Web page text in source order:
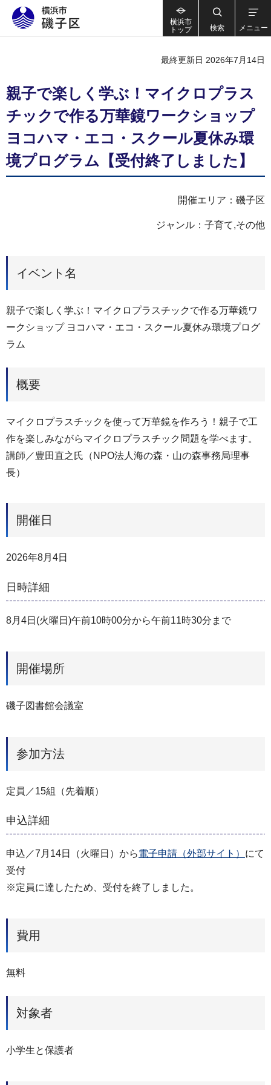
横浜市
トップ
検索 メニュー
最終更新日 2026年7月14日
親子で楽しく学ぶ！マイクロプラス
チックで作る万華鏡ワークショップ
ヨコハマ・エコ・スクール夏休み環
境プログラム【受付終了しました】
開催エリア：磯子区
ジャンル：子育て,その他
イベント名
親子で楽しく学ぶ！マイクロプラスチックで作る万華鏡ワ
ークショップ ヨコハマ・エコ・スクール夏休み環境プログ
ラム
概要
マイクロプラスチックを使って万華鏡を作ろう！親子で工
作を楽しみながらマイクロプラスチック問題を学べます。
講師／豊田直之氏（NPO法人海の森・山の森事務局理事
長）
開催日
2026年8月4日
日時詳細
8月4日(火曜日)午前10時00分から午前11時30分まで
開催場所
磯子図書館会議室
参加方法
定員／15組（先着順）
申込詳細
申込／7月14日（火曜日）から電子申請（外部サイト） にて
受付
※定員に達したため、受付を終了しました。
費用
無料
対象者
小学生と保護者